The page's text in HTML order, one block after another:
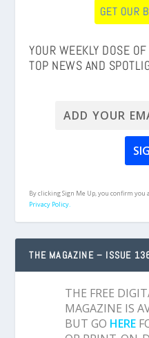
GET OUR
YOUR WEEKLY DOSE
TOP NEWS AND
By clicking Sign Me Up, you confirm you
Privacy Policy.
THE MAGAZINE – ISSUE
THE FREE
MAGAZINE IS
BUT GO HERE